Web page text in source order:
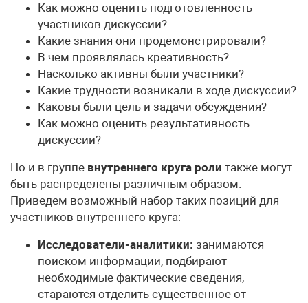
Как можно оценить подготовленность
участников дискуссии?
Какие знания они продемонстрировали?
В чем проявлялась креативность?
Насколько активны были участники?
Какие трудности возникали в ходе дискуссии?
Каковы были цель и задачи обсуждения?
Как можно оценить результативность
дискуссии?
Но и в группе внутреннего круга роли также могут
быть распределены различным образом.
Приведем возможный набор таких позиций для
участников внутреннего круга:
Исследователи-аналитики: занимаются
поиском информации, подбирают
необходимые фактические сведения,
стараются отделить существенное от